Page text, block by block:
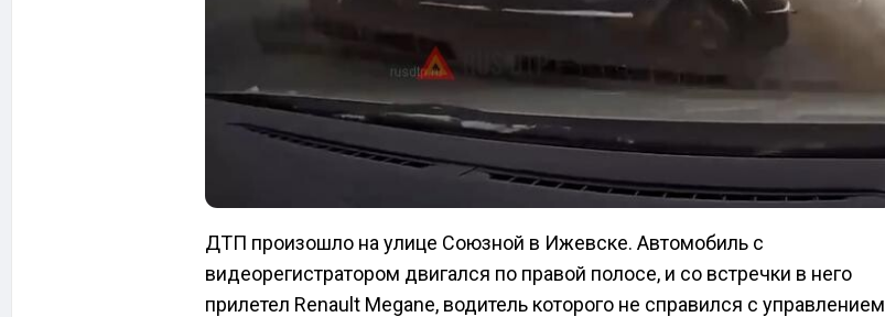
ДТП произошло на улице Союзной в Ижевске. Автомобиль с
видеорегистратором двигался по правой полосе, и со встречки в него
прилетел Renault Megane, водитель которого не справился с управлением